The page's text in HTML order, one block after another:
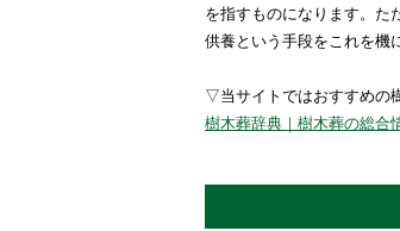
を指すものになります。た
供養という手段をこれを機
▽当サイトではおすすめの
樹木葬辞典｜樹木葬の総合